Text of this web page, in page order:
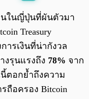
0:00/ 0:00
ในญี่ปุ่นที่ผันตัวมา
Treasury
ารเงินที่น่ากังวล
งรุนแรงถึง 78% จาก
ตอกย้ำถึงความ
ถือครอง Bitcoin